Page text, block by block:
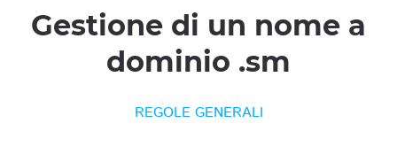
Gestione di un nome a
dominio .sm
REGOLE GENERALI